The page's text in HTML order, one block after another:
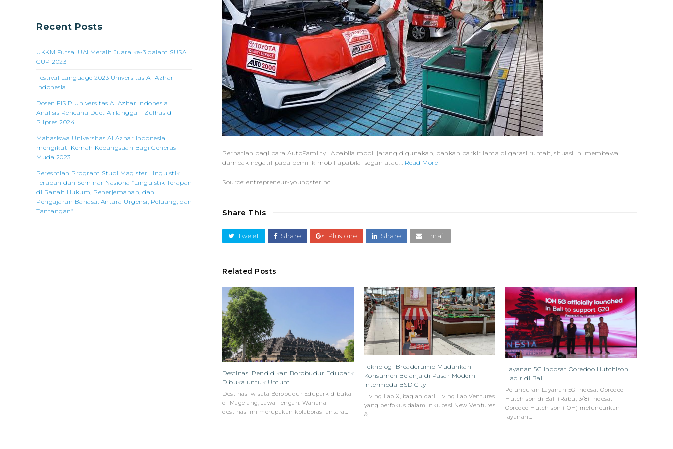
Perhatian bagi para AutoFamilty. Apabila mobil jarang digunakan, bahkan parkir lama di garasi rumah, situasi ini membawa
dampak negatif pada pemilik mobil apabila segan atau… Read More
Source: entrepreneur-youngsterinc
Share This
Tweet Share Plus one Share Email
Related Posts
Destinasi Pendidikan Borobudur Edupark
Dibuka untuk Umum
Destinasi wisata Borobudur Edupark dibuka
di Magelang, Jawa Tengah. Wahana
destinasi ini merupakan kolaborasi antara…
Teknologi Breadcrumb Mudahkan
Konsumen Belanja di Pasar Modern
Intermoda BSD City
Living Lab X, bagian dari Living Lab Ventures
yang berfokus dalam inkubasi New Ventures
&…
Layanan 5G Indosat Ooredoo Hutchison
Hadir di Bali
Peluncuran Layanan 5G Indosat Ooredoo
Hutchison di Bali (Rabu, 3/8) Indosat
Ooredoo Hutchison (IOH) meluncurkan
layanan…
Recent Posts
UKKM Futsal UAI Meraih Juara ke-3 dalam SUSA
CUP 2023
Festival Language 2023 Universitas Al-Azhar
Indonesia
Dosen FISIP Universitas Al Azhar Indonesia
Analisis Rencana Duet Airlangga – Zulhas di
Pilpres 2024
Mahasiswa Universitas Al Azhar Indonesia
mengikuti Kemah Kebangsaan Bagi Generasi
Muda 2023
Peresmian Program Studi Magister Linguistik
Terapan dan Seminar Nasional“Linguistik Terapan
di Ranah Hukum, Penerjemahan, dan
Pengajaran Bahasa: Antara Urgensi, Peluang, dan
Tantangan”